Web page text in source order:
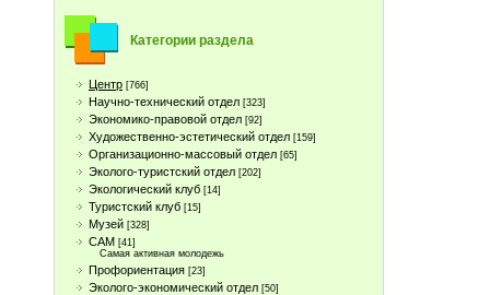
Категории раздела
Центр [766]
Научно-технический отдел [323]
Экономико-правовой отдел [92]
Художественно-эстетический отдел [159]
Организационно-массовый отдел [65]
Эколого-туристский отдел [202]
Экологический клуб [14]
Туристcкий клуб [15]
Музей [328]
САМ [41]
Самая активная молодежь
Профориентация [23]
Эколого-экономический отдел [50]